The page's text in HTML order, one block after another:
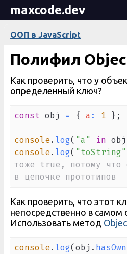
maxcode.dev
ООП в JavaScript
Полифил
Как проверить, что у
определенный ключ?
const obj = { a : 1 } ;
console. log( "a" in obj
console. log( "toString"
тоже true, потому что
в цепочке прототипов
Как проверить, что этот
непосредственно в самом
Использовать метод
console. log(obj .